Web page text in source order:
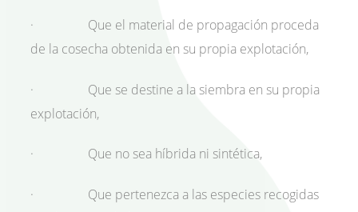
· Que el material de propagación proceda
de la cosecha obtenida en su propia explotación,
· Que se destine a la siembra en su propia
explotación,
· Que no sea híbrida ni sintética,
· Que pertenezca a las especies recogidas